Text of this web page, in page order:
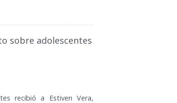
sobre adolescentes
recibió a Estiven Vera,